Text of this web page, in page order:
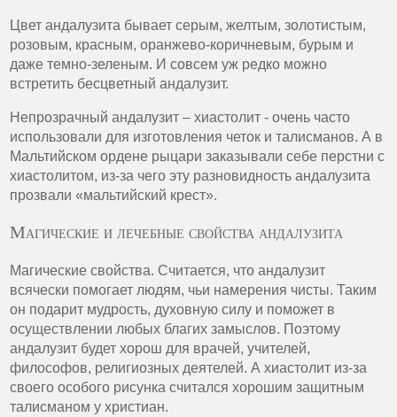
Цвет андалузита бывает серым, желтым, золотистым,
розовым, красным, оранжево-коричневым, бурым и
даже темно-зеленым. И совсем уж редко можно
встретить бесцветный андалузит.
Непрозрачный андалузит – хиастолит - очень часто
использовали для изготовления четок и талисманов. А в
Мальтийском ордене рыцари заказывали себе перстни с
хиастолитом, из-за чего эту разновидность андалузита
прозвали «мальтийский крест».
Магические и лечебные свойства андалузита
Магические свойства. Считается, что андалузит
всячески помогает людям, чьи намерения чисты. Таким
он подарит мудрость, духовную силу и поможет в
осуществлении любых благих замыслов. Поэтому
андалузит будет хорош для врачей, учителей,
философов, религиозных деятелей. А хиастолит из-за
своего особого рисунка считался хорошим защитным
талисманом у христиан.